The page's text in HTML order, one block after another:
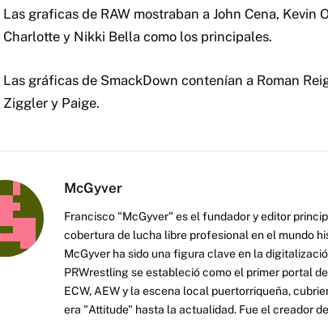
Las graficas de RAW mostraban a John Cena, Kevin
Charlotte y Nikki Bella como los principales.
Las gráficas de SmackDown contenían a Roman
Ziggler y Paige.
McGyver
Francisco "McGyver" es el fundador y editor
cobertura de lucha libre profesional en el mundo
McGyver ha sido una figura clave en la
PRWrestling se estableció como el primer portal
ECW, AEW y la escena local puertorriqueña,
era "Attitude" hasta la actualidad. Fue el creador